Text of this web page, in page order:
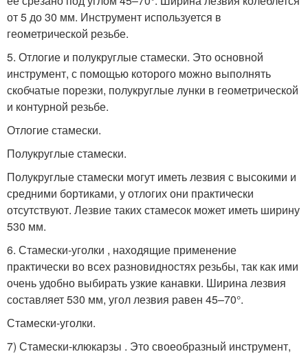
от 5 до 30 мм. Инструмент используется в
геометрической резьбе.
5. Отлогие и полукруглые стамески. Это основной
инструмент, с помощью которого можно выполнять
скобчатые порезки, полукруглые лунки в геометрической
и контурной резьбе.
Отлогие стамески.
Полукруглые стамески.
Полукруглые стамески могут иметь лезвия с высокими и
средними бортиками, у отлогих они практически
отсутствуют. Лезвие таких стамесок может иметь ширину
530 мм.
6. Стамески-уголки , находящие применение
практически во всех разновидностях резьбы, так как ими
очень удобно выбирать узкие канавки. Ширина лезвия
составляет 530 мм, угол лезвия равен 45–70°.
Стамески-уголки.
7) Стамески-клюкарзы . Это своеобразный инструмент,